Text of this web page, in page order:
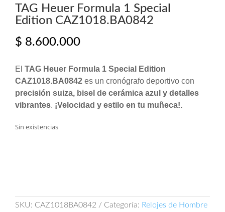
TAG Heuer Formula 1 Special
Edition CAZ1018.BA0842
$ 8.600.000
El TAG Heuer Formula 1 Special Edition
CAZ1018.BA0842 es un cronógrafo deportivo con
precisión suiza, bisel de cerámica azul y detalles
vibrantes. ¡Velocidad y estilo en tu muñeca!.
Sin existencias
SKU: CAZ1018BA0842 Categoría: Relojes de Hombre